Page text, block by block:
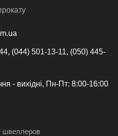
(044) 501-13-11, (050) 445-
- вихідні, Пн-Пт: 8:00-16:00
швеллеров